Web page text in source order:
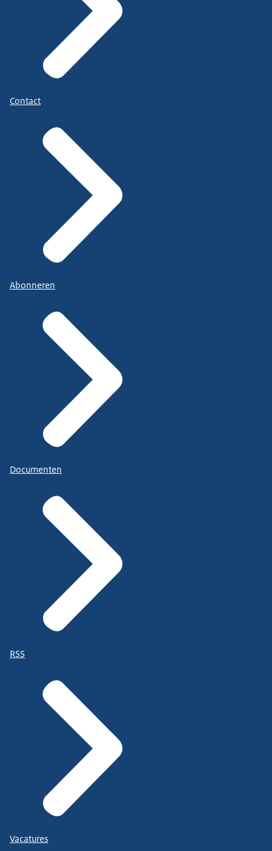
Contact
Abonneren
Documenten
RSS
Vacatures